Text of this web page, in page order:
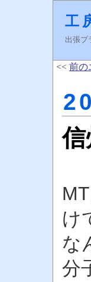
工
出張プ
<< 前の
け
な
分